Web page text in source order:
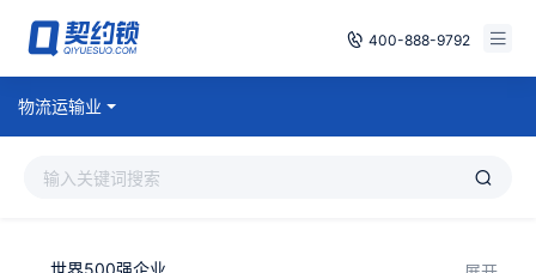
400-888-9792
智能合同
物流运输业
世界500强企业